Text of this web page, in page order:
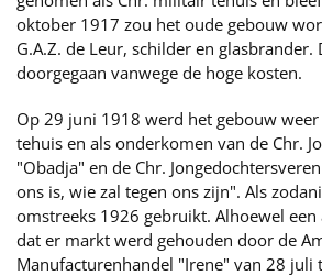
oktober 1917 zou het oude gebouw
G.A.Z. de Leur, schilder en glasbrander.
doorgegaan vanwege de hoge kosten.
Op 29 juni 1918 werd het gebouw
tehuis en als onderkomen van de Chr.
"Obadja" en de Chr.
ons is, wie zal tegen ons zijn". Als
omstreeks 1926 gebruikt. Alhoewel
dat er markt werd gehouden door de
Manufacturenhandel "Irene" van 28 juli